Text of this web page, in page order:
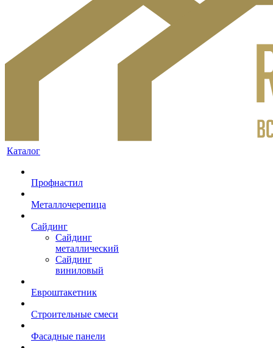
Каталог
Профнастил
Металлочерепица
Сайдинг
Сайдинг
металлический
Сайдинг
виниловый
Евроштакетник
Строительные смеси
Фасадные панели